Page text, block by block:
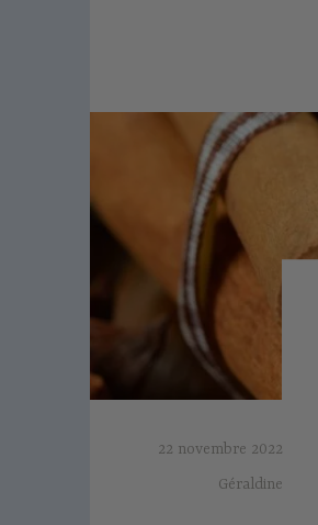
22 novembre 2022
Géraldine